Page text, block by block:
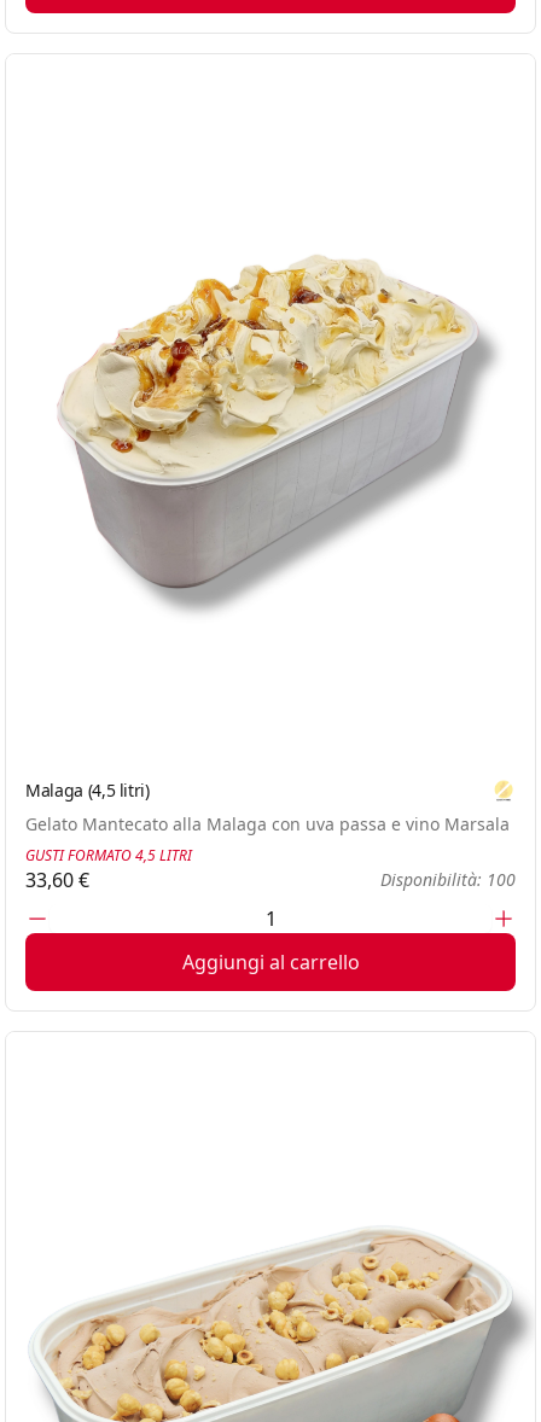
Malaga (4,5 litri)
Gelato Mantecato alla Malaga con uva passa e vino Marsala
GUSTI FORMATO 4,5 LITRI
33,60 € Disponibilità: 100
Aggiungi al carrello